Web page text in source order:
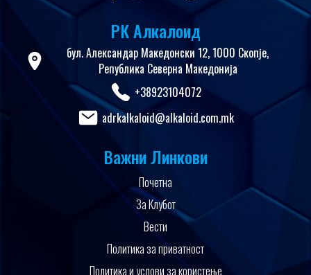
РК Алкалоид
бул. Александар Македонски 12, 1000 Скопје,
Република Северна Македонија
+38923104072
adrkalkaloid@alkaloid.com.mk
Важни Линкови
Почетна
За Клубот
Вести
Политика за приватност
Политика и услови за користење